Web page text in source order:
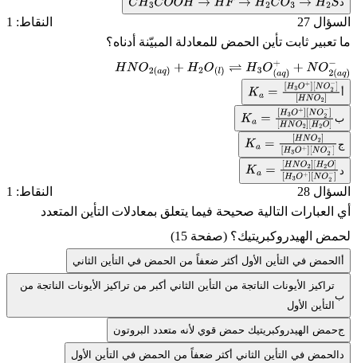
CH3COOH→H F→H2 CO3→H2 S
27
النقاط: 1
ثابت تأين الحمض للمعادلة المبيّنة أدناه؟
HNO 2(aq)+H2O(l) ⇌H3O(aq)+ +NO2(aq
Ka=[H3O+][ N
[ H
Ka=[H3O+][NO
[HNO2] [H
Ka=[HNO2][ H3
[N
Ka=[HNO2][
[H 3O+][NO
28
النقاط: 1
التالية صحيحة فيما يتعلق بمعادلات التأين المتعدد
الهيدروكبريتيك؟ (صفحة 15)
في التأين الأول أكثر ضعفاً من الحمض في التأين الثاني
الأيونات الناتجة من التأين الثاني أكبر من تراكيز الأيونات الناتجة من
الأول
الهيدروكبريتيك حمض قوي لأنه متعدد البروتون
في التأين الثاني أكثر ضعفاً من الحمض في التأين الأول